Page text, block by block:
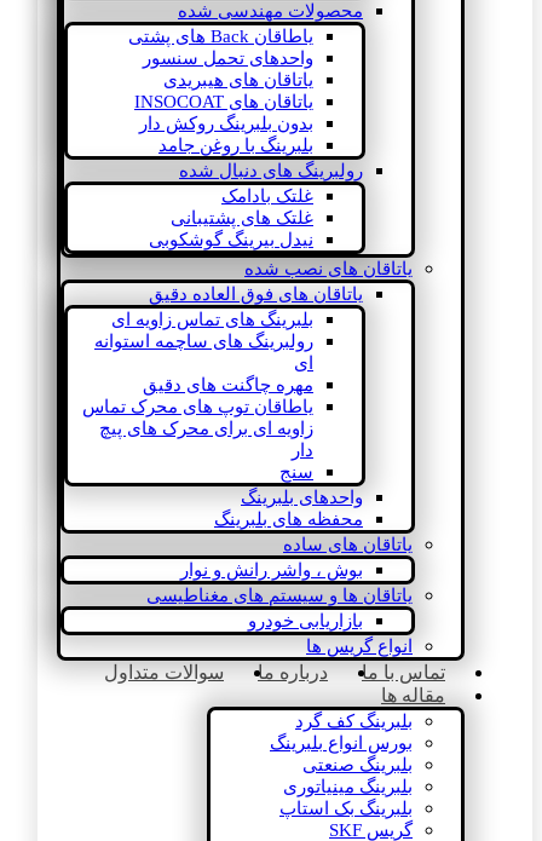
محصولات مهندسی شده
یاطاقان Back های پشتی
واحدهای تحمل سنسور
یاتاقان های هیبریدی
یاتاقان های INSOCOAT
بدون بلبرینگ روکش دار
بلبرینگ با روغن جامد
رولبرینگ های دنبال شده
غلتک بادامک
غلتک های پشتیبانی
نیدل بیرینگ گوشکوبی
یاتاقان های نصب شده
یاتاقان های فوق العاده دقیق
بلبرینگ های تماس زاویه ای
رولبرینگ های ساچمه استوانه
ای
مهره چاگنت های دقیق
یاطاقان توپ های محرک تماس
زاویه ای برای محرک های پیچ
دار
سنج
واحدهای بلبرینگ
محفظه های بلبرینگ
یاتاقان های ساده
بوش ، واشر رانش و نوار
یاتاقان ها و سیستم های مغناطیسی
بازاریابی خودرو
انواع گریس ها
تماس با ما درباره ما
سوالات متداول
مقاله ها
بلبرینگ کف گرد
بورس انواع بلبرینگ
بلبرینگ صنعتی
بلبرینگ مینیاتوری
بلبرینگ بک استاپ
گریس SKF